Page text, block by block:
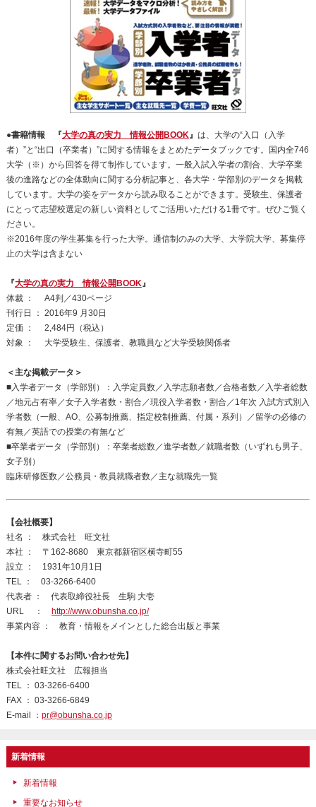
●書籍情報 『大学の真の実力 情報公開BOOK 』 は、大学の“入口（入学
者）”と“出口（卒業者）”に関する情報をまとめたデータブックです。国内全746
大学（※）から回答を得て制作しています。一般入試入学者の割合、大学卒業
後の進路などの全体動向に関する分析記事と、各大学・学部別のデータを掲載
しています。大学の姿をデータから読み取ることができます。受験生、保護者
にとって志望校選定の新しい資料としてご活用いただける1冊です。ぜひご覧く
ださい。
※2016年度の学生募集を行った大学。通信制のみの大学、大学院大学、募集停
止の大学は含まない
『大学の真の実力 情報公開BOOK 』
体裁 ： A4判／430ページ
刊行日 ： 2016年9 月30日
定価 ： 2,484円（税込）
対象 ： 大学受験生、保護者、教職員など大学受験関係者
＜主な掲載データ＞
■入学者データ（学部別）：入学定員数／入学志願者数／合格者数／入学者総数
／地元占有率／女子入学者数・割合／現役入学者数・割合／1年次 入試方式別入
学者数（一般、AO、公募制推薦、指定校制推薦、付属・系列）／留学の必修の
有無／英語での授業の有無など
■卒業者データ（学部別）：卒業者総数／進学者数／就職者数（いずれも男子、
女子別）
臨床研修医数／公務員・教員就職者数／主な就職先一覧
【会社概要】
社名 ： 株式会社 旺文社
本社 ： 〒162-8680 東京都新宿区横寺町55
設立 ： 1931年10月1日
TEL ： 03-3266-6400
代表者 ： 代表取締役社長 生駒 大壱
URL ： http://www.obunsha.co.jp/
事業内容 ： 教育・情報をメインとした総合出版と事業
【本件に関するお問い合わせ先】
株式会社旺文社 広報担当
TEL ： 03-3266-6400
FAX ： 03-3266-6849
E-mail ： pr@obunsha.co.jp
新着情報
新着情報
重要なお知らせ